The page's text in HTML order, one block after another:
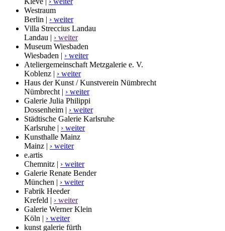
Westraum
Berlin | › weiter
Villa Streccius Landau
Landau | › weiter
Museum Wiesbaden
Wiesbaden | › weiter
Ateliergemeinschaft Metzgalerie e. V.
Koblenz | › weiter
Haus der Kunst / Kunstverein Nümbrecht
Nümbrecht | › weiter
Galerie Julia Philippi
Dossenheim | › weiter
Städtische Galerie Karlsruhe
Karlsruhe | › weiter
Kunsthalle Mainz
Mainz | › weiter
e.artis
Chemnitz | › weiter
Galerie Renate Bender
München | › weiter
Fabrik Heeder
Krefeld | › weiter
Galerie Werner Klein
Köln | › weiter
kunst galerie fürth